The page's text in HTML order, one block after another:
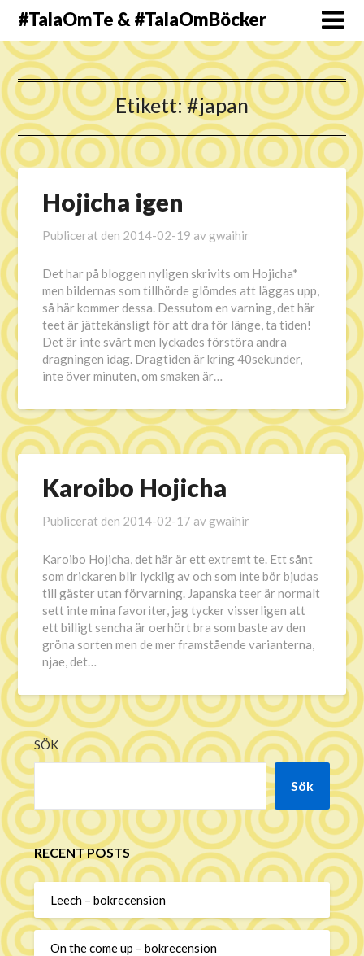
#TalaOmTe & #TalaOmBöcker
Etikett:#japan
Hojicha igen
Publicerat den 2014-02-19 av gwaihir
Det har på bloggen nyligen skrivits om Hojicha*
men bildernas som tillhörde glömdes att läggas upp,
så här kommer dessa. Dessutom en varning, det här
teet är jättekänsligt för att dra för länge, ta tiden!
Det är inte svårt men lyckades förstöra andra
dragningen idag. Dragtiden är kring 40sekunder,
inte över minuten, om smaken är…
Karoibo Hojicha
Publicerat den 2014-02-17 av gwaihir
Karoibo Hojicha, det här är ett extremt te. Ett sånt
som drickaren blir lycklig av och som inte bör bjudas
till gäster utan förvarning. Japanska teer är normalt
sett inte mina favoriter, jag tycker visserligen att
ett billigt sencha är oerhört bra som baste av den
gröna sorten men de mer framstående varianterna,
njae, det…
SÖK
Sök
RECENT POSTS
Leech – bokrecension
On the come up – bokrecension